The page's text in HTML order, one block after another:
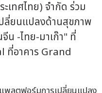
เทศไทย) จำกัด ร่วม
ลี่ยนแปลงด้านสุขภาพ
น -ไทย-มาเก๊า" ที่
ที่อาคาร Grand